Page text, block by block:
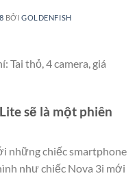
BỞIGOLDENFISH
Tai thỏ, 4 camera, giá
sẽ là một phiên
những chiếc smartphone
như chiếc Nova 3i mới